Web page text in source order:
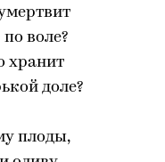
воле?
хранит
доле?
плоды,